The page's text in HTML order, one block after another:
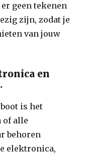
geen tekenen
zijn, zodat je
van jouw
en
is het
of alle
behoren
elektronica,